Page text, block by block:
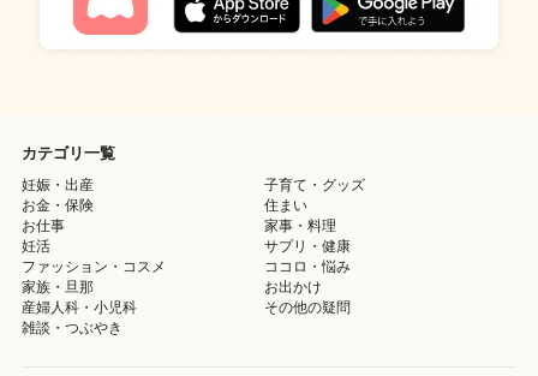
カテゴリ一覧
妊娠・出産
子育て・グッズ
お金・保険
住まい
お仕事
家事・料理
妊活
サプリ・健康
ファッション・コスメ
ココロ・悩み
家族・旦那
お出かけ
産婦人科・小児科
その他の疑問
雑談・つぶやき